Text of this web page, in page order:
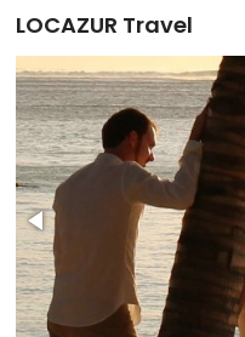
LOCAZUR Travel